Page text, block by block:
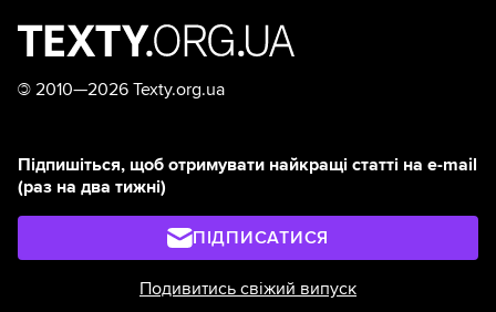
© 2010—2026 Texty.org.ua
Підпишіться, щоб отримувати найкращі статті на e-mail
(раз на два тижні)
ПІДПИСАТИСЯ
Подивитись свіжий випуск